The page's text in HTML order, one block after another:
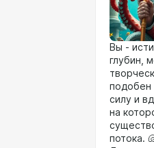
Вы -
глубин,
подобен
силу и
на
потока.